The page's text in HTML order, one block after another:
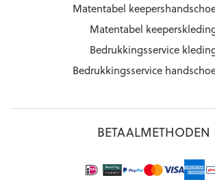
Matentabel
Matentabel
Bedrukkingsservice
Bedrukkingsservice
BETAALMETHODEN